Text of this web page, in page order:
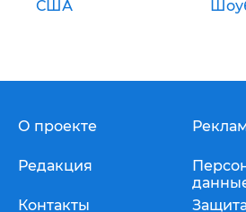
США
О проекте
Редакция
Контакты